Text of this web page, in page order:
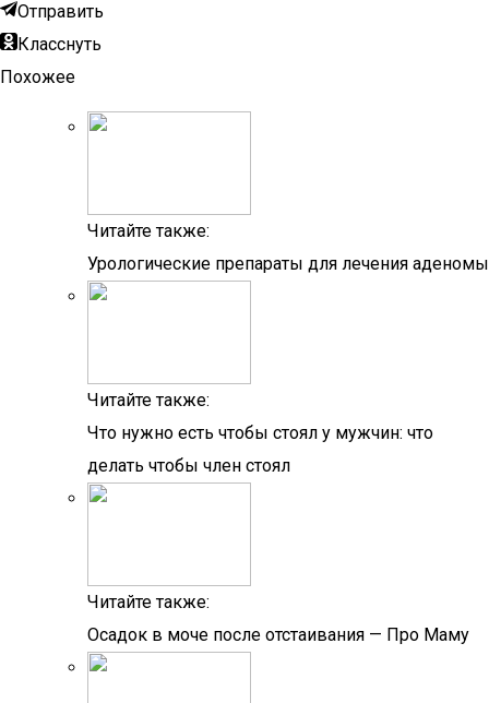
Отправить
Класснуть
Похожее
Читайте также:
Урологические препараты для лечения аденомы
Читайте также:
Что нужно есть чтобы стоял у мужчин: что
делать чтобы член стоял
Читайте также:
Осадок в моче после отстаивания — Про Маму